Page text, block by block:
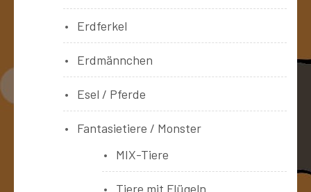
Erdferkel
Erdmännchen
Esel / Pferde
Fantasietiere / Monster
MIX-Tiere
Tiere mit Flügeln